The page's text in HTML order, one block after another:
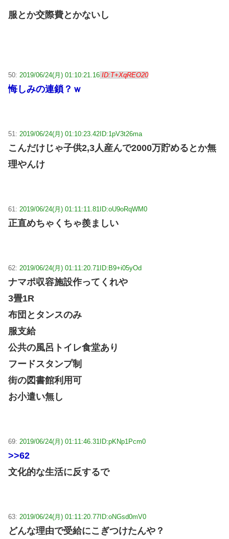
服とか交際費とかないし
50: 2019/06/24(月) 01:10:21.16 ID:T+XqREO20
悔しみの連鎖？ｗ
51: 2019/06/24(月) 01:10:23.42 ID:1pV3t26ma
こんだけじゃ子供2,3人産んで2000万貯めるとか無
理やんけ
61: 2019/06/24(月) 01:11:11.81 ID:oU9oRqWM0
正直めちゃくちゃ羨ましい
62: 2019/06/24(月) 01:11:20.71 ID:B9+i05yOd
ナマポ収容施設作ってくれや
3畳1R
布団とタンスのみ
服支給
公共の風呂トイレ食堂あり
フードスタンプ制
街の図書館利用可
お小遣い無し
69: 2019/06/24(月) 01:11:46.31 ID:pKNp1Pcm0
>>62
文化的な生活に反するで
63: 2019/06/24(月) 01:11:20.77 ID:oNGsd0mV0
どんな理由で受給にこぎつけたんや？